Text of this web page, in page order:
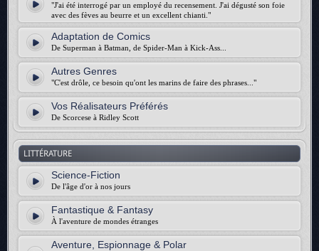
"J'ai été interrogé par un employé du recensement. J'ai dégusté son foie
avec des fèves au beurre et un excellent chianti."
Adaptation de Comics
De Superman à Batman, de Spider-Man à Kick-Ass...
Autres Genres
"C'est drôle, ce besoin qu'ont les marins de faire des phrases..."
Vos Réalisateurs Préférés
De Scorcese à Ridley Scott
LITTÉRATURE
Science-Fiction
De l'âge d'or à nos jours
Fantastique & Fantasy
À l'aventure de mondes étranges
Aventure, Espionnage & Polar